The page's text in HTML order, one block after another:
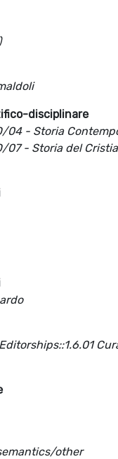
disciplinare
04 - Storia
07 - Storia del
other